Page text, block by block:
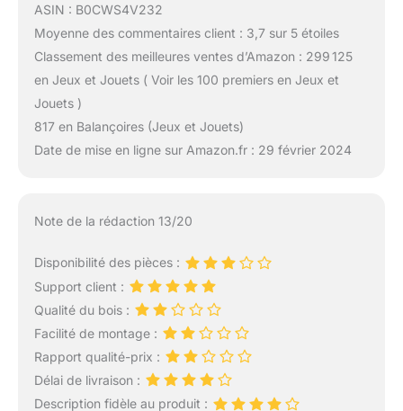
ASIN : B0CWS4V232
Moyenne des commentaires client : 3,7 sur 5 étoiles
Classement des meilleures ventes d’Amazon : 299 125
en Jeux et Jouets ( Voir les 100 premiers en Jeux et
Jouets )
817 en Balançoires (Jeux et Jouets)
Date de mise en ligne sur Amazon.fr : 29 février 2024
Note de la rédaction 13/20
Disponibilité des pièces :
Support client :
Qualité du bois :
Facilité de montage :
Rapport qualité-prix :
Délai de livraison :
Description fidèle au produit :